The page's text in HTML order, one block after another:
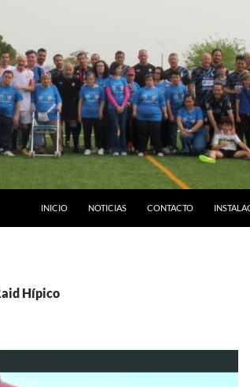
INICIO NOTICIAS CONTACTO
Hípico